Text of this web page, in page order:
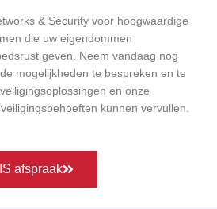
& Security voor hoogwaardige
die uw eigendommen
geven. Neem vandaag nog
mogelijkheden te bespreken en te
en onze
kunnen vervullen.
afspraak